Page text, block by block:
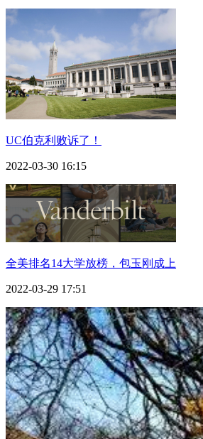
UC伯克利败诉了！
2022-03-30 16:15
全美排名14大学放榜，包玉刚成上
2022-03-29 17:51